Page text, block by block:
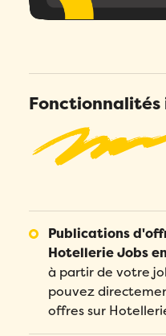
Fonctionnalités
Publications
Hotellerie Jobs
à partir de votre
pouvez
offres sur